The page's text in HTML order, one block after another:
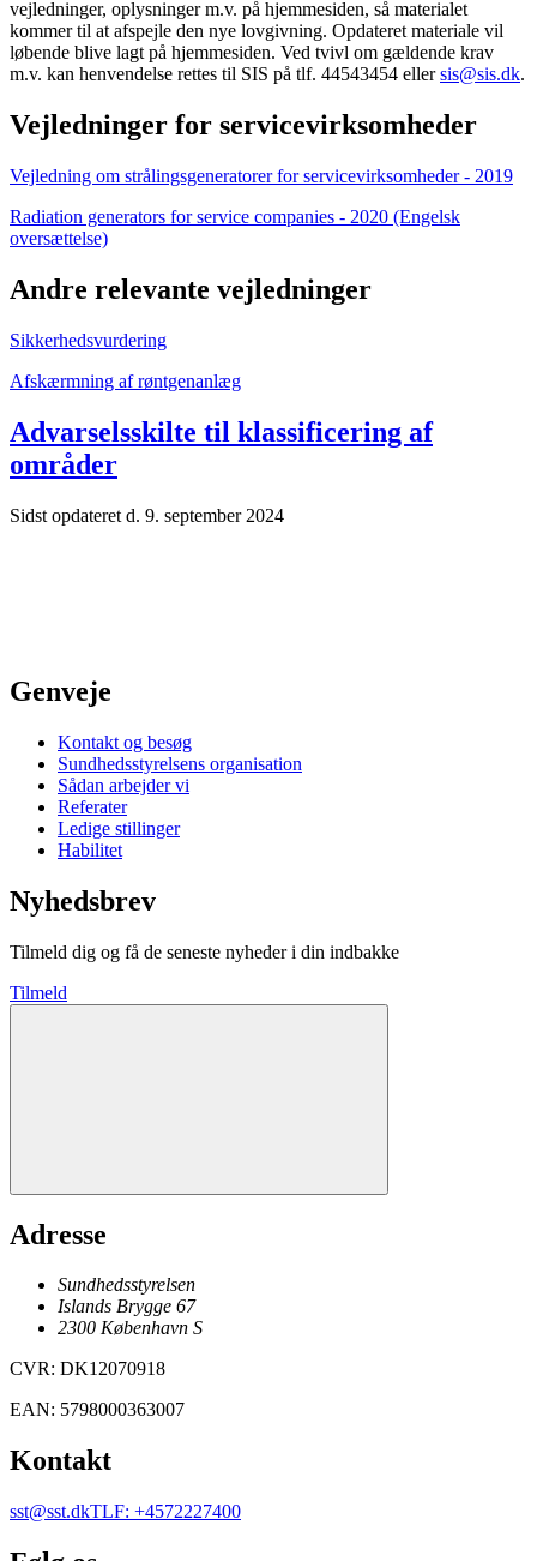
vejledninger, oplysninger m.v. på hjemmesiden, så materialet
kommer til at afspejle den nye lovgivning. Opdateret materiale vil
løbende blive lagt på hjemmesiden. Ved tvivl om gældende krav
m.v. kan henvendelse rettes til SIS på tlf. 44543454 ellersis@sis.dk.
Vejledninger for servicevirksomheder
Vejledning om strålingsgeneratorer for servicevirksomheder - 2019
Radiation generators for service companies - 2020 (Engelsk
oversættelse)
Andre relevante vejledninger
Sikkerhedsvurdering
Afskærmning af røntgenanlæg
Advarselsskilte til klassificering af
områder
Sidst opdateret d. 9. september 2024
Genveje
Kontakt og besøg
Sundhedsstyrelsens organisation
Sådan arbejder vi
Referater
Ledige stillinger
Habilitet
Nyhedsbrev
Tilmeld dig og få de seneste nyheder i din indbakke
Tilmeld
Adresse
Sundhedsstyrelsen
Islands Brygge 67
2300 København S
CVR: DK12070918
EAN: 5798000363007
Kontakt
sst@sst.dkTLF: +4572227400